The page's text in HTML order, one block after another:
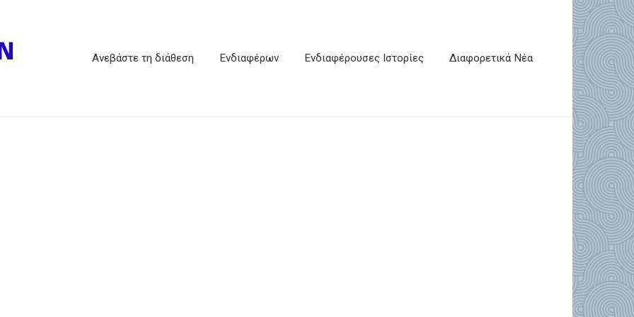
Ανεβάστε τη διάθεση Ενδιαφέρων Ενδιαφέρουσες Ιστορίες Διαφορετικά Νέα